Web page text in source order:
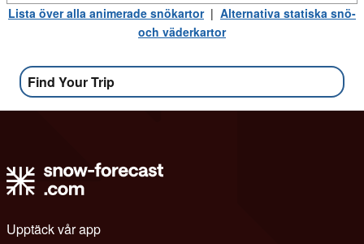
Lista över alla animerade snökartor| Alternativa statiska snö-
och väderkartor
Find Your Trip
Upptäck vår app